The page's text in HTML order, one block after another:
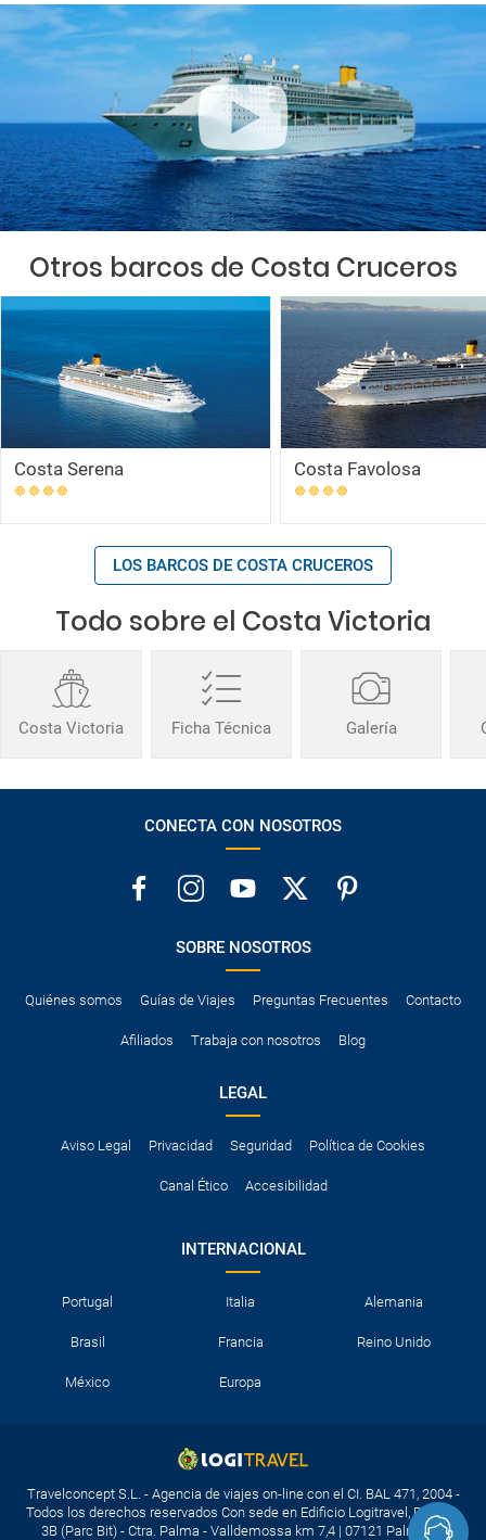
Otros barcos de Costa Cruceros
Costa Serena Costa Favolosa
LOS BARCOS DE COSTA CRUCEROS
Todo sobre el Costa Victoria
Costa Victoria Ficha Técnica Galería
CONECTA CON NOSOTROS
SOBRE NOSOTROS
Quiénes somos Guías de Viajes Preguntas Frecuentes Contacto
Afiliados Trabaja con nosotros Blog
LEGAL
Aviso Legal Privacidad Seguridad Política de Cookies
Canal Ético Accesibilidad
INTERNACIONAL
Portugal Italia Alemania
Brasil Francia Reino Unido
México Europa
Travelconcept S.L. - Agencia de viajes on-line con el CI. BAL 471, 2004 -
Todos los derechos reservados Con sede en Edificio Logitravel, Parcela
3B (Parc Bit) - Ctra. Palma - Valldemossa km 7,4 | 07121 Palma de